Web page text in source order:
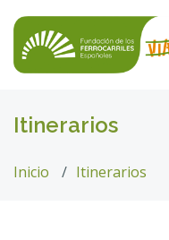
Itinerarios
Inicio Itinerarios